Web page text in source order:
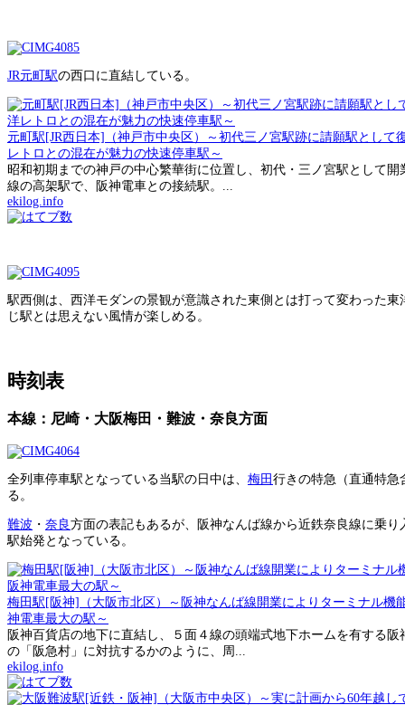
JR元町駅の西口に直結している。
元町駅[JR西日本]（神戸市中央区）～初代三ノ宮駅跡に請願駅とし
レトロとの混在が魅力の快速停車駅～
昭和初期までの神戸の中心繁華街に位置し、初代・三ノ宮駅として
線の高架駅で、阪神電車との接続駅。...
ekilog.info
駅西側は、西洋モダンの景観が意識された東側とは打って変わった
じ駅とは思えない風情が楽しめる。
時刻表
本線：尼崎・大阪梅田・難波・奈良方面
全列車停車駅となっている当駅の日中は、 梅田 行きの特急（直通特急
る。
難波 ・ 奈良方面の表記もあるが、阪神なんば線から近鉄奈良線に乗
駅始発となっている。
梅田駅[阪神]（大阪市北区）～阪神なんば線開業によりターミナル機
神電車最大の駅～
阪神百貨店の地下に直結し、５面４線の頭端式地下ホームを有する
の「阪急村」に対抗するかのように、周...
ekilog.info